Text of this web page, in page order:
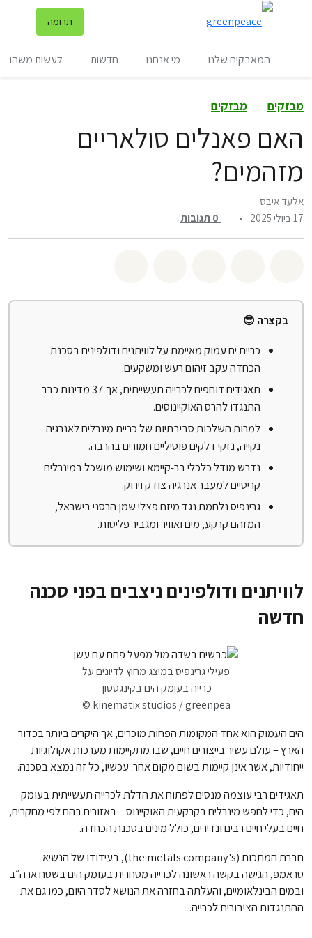
תרומה
המאבקים שלנו מי אנחנו חדשות לעשות משהו
מבזקים מבזקים
האם פאנלים סולאריים
מזהמים?
אלעד איבס
17 ביולי 2025
•
0 תגובות
בקצרה 😎
כריית ים עמוק מאיימת על לוויתנים ודולפינים בסכנת
הכחדה עקב זיהום רעש ומשקעים.
תאגידים דוחפים לכרייה תעשייתית, אך 37 מדינות כבר
התנגדו להרס האוקיינוסים.
למרות השלכות סביבתיות של כריית מינרלים לאנרגיה
נקייה, נזקי דלקים פוסיליים חמורים בהרבה.
נדרש מודל כלכלי בר-קיימא ושימוש מושכל במינרלים
קריטיים למעבר אנרגיה צודק וירוק.
גרינפיס נלחמת נגד מיזם פצלי שמן הרסני בישראל,
המזהם קרקע, מים ואוויר ומגביר פליטות.
לוויתנים ודולפינים ניצבים בפני סכנה
חדשה
פעילי גרינפיס במיצג מחוץ לדיונים על
כרייה בעומק הים בקינגסטון
© kinematix studios / greenpea
הים העמוק הוא אחד המקומות הפחות מוכרים, אך היקרים ביותר בכדור
הארץ – עולם עשיר בייצורים חיים, שבו מתקיימות מערכות אקולוגיות
ייחודיות, אשר אינן קיימות בשום מקום אחר. עכשיו, כל זה נמצא בסכנה.
תאגידים רבי עוצמה מנסים לפתוח את הדלת לכרייה תעשייתית בעומק
הים, כדי לחפש מינרלים בקרקעית האוקיינוס – באזורים בהם לפי מחקרים,
חיים בעלי חיים רבים ונדירים, כולל מינים בסכנת הכחדה.
חברת המתכות (the metals company's), בעידודו של הנשיא
טראמפ, הגישה בקשה ראשונה לכרייה מסחרית בעומק הים בשטח ארה״ב
ובמים הבינלאומיים, והעלתה בחזרה את הנושא לסדר היום, כמו גם את
ההתנגדות הציבורית לכרייה.